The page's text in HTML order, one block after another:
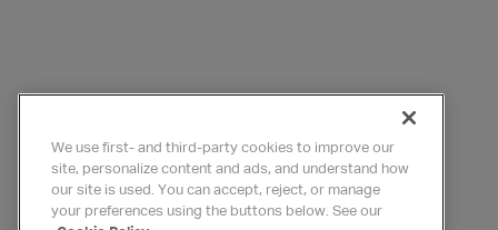
We use first- and third-party cookies to improve our
site, personalize content and ads, and understand how
our site is used. You can accept, reject, or manage
your preferences using the buttons below. See our